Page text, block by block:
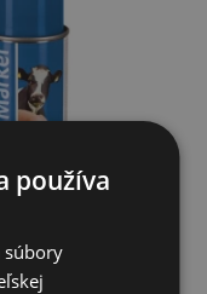
500 ml
používa
súbory